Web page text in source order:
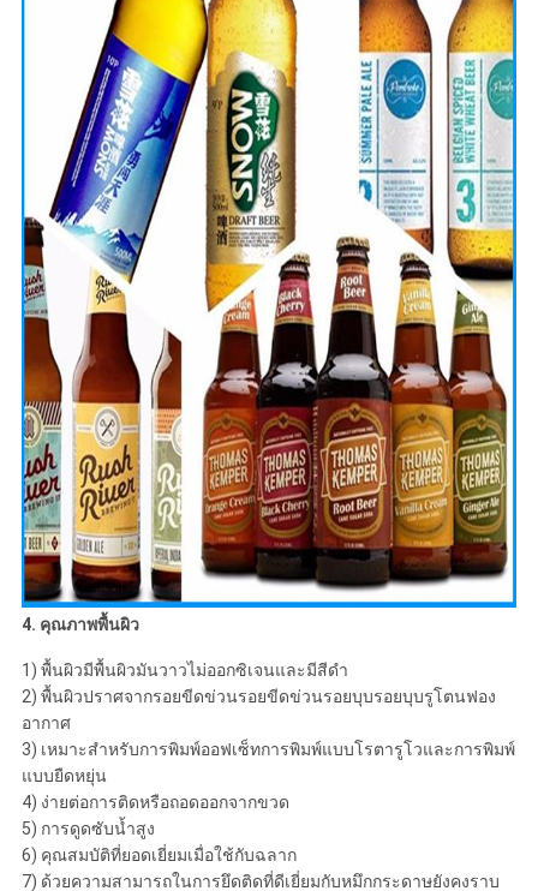
4. คุณภาพพื้นผิว
1) พื้นผิวมีพื้นผิวมันวาวไม่ออกซิเจนและมีสีดำ
2) พื้นผิวปราศจากรอยขีดข่วนรอยขีดข่วนรอยบุบรอยบุบรูโตนฟอง
อากาศ
3) เหมาะสำหรับการพิมพ์ออฟเซ็ทการพิมพ์แบบโรตารูโวและการพิมพ์
แบบยืดหยุ่น
4) ง่ายต่อการติดหรือถอดออกจากขวด
5) การดูดซับน้ำสูง
6) คุณสมบัติที่ยอดเยี่ยมเมื่อใช้กับฉลาก
7) ด้วยความสามารถในการยึดติดที่ดีเยี่ยมกับหมึกกระดาษยังคงราบ